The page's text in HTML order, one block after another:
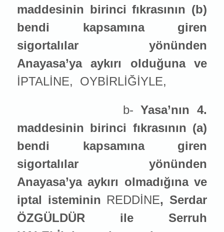
maddesinin birinci fıkrasının (b)
bendi kapsamına giren
sigortalılar yönünden
Anayasa’ya aykırı olduğuna ve
İPTALİNE,
OYBİRLİĞİYLE,
b-Yasa’nın 4.
maddesinin birinci fıkrasının (a)
bendi kapsamına giren
sigortalılar yönünden
Anayasa’ya aykırı olmadığına ve
iptal isteminin REDDİNE, Serdar
ÖZGÜLDÜR ile Serruh